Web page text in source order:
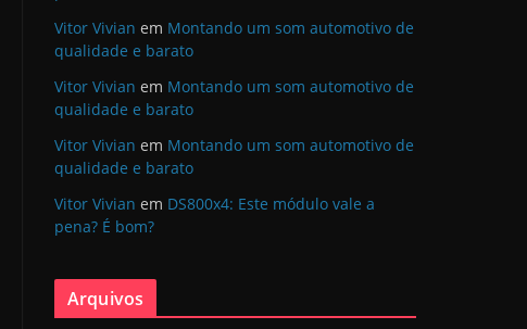
Vitor Vivian em Montando um som automotivo de
qualidade e barato
Vitor Vivian em Montando um som automotivo de
qualidade e barato
Vitor Vivian em Montando um som automotivo de
qualidade e barato
Vitor Vivian em DS800x4: Este módulo vale a
pena? É bom?
Arquivos